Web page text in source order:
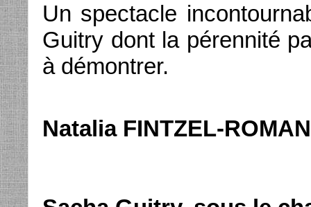
Un spectacle
Guitry dont la pérennité
à démontrer.
Natalia FINTZEL-